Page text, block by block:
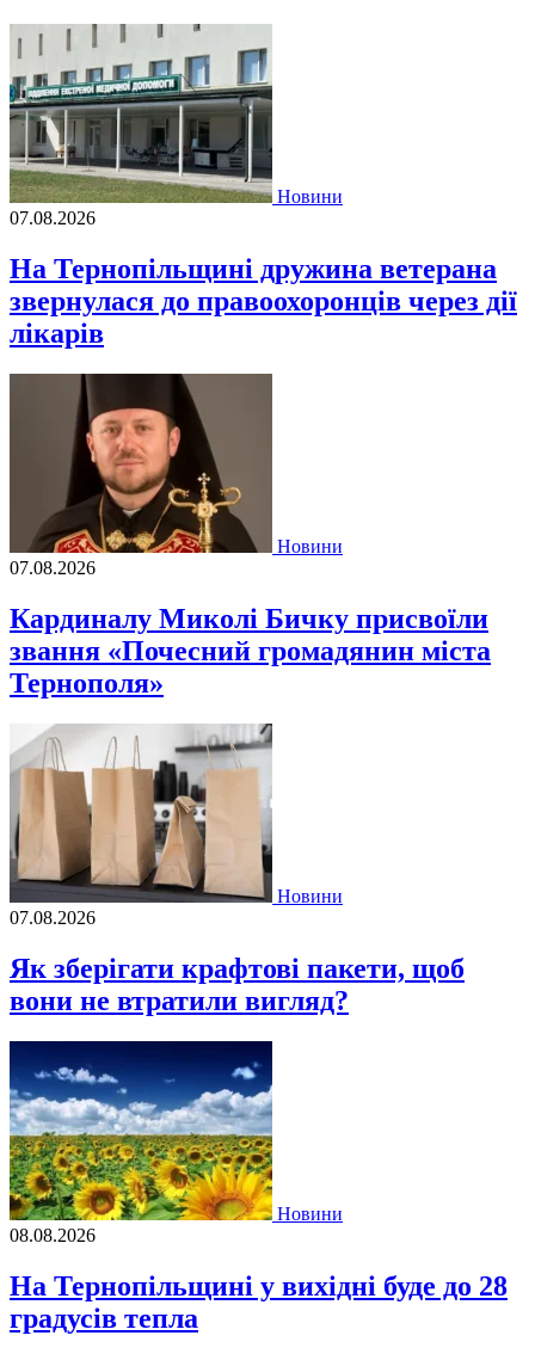
Новини
07.08.2026
На Тернопільщині дружина ветерана
звернулася до правоохоронців через дії
лікарів
Новини
07.08.2026
Кардиналу Миколі Бичку присвоїли
звання «Почесний громадянин міста
Тернополя»
Новини
07.08.2026
Як зберігати крафтові пакети, щоб
вони не втратили вигляд?
Новини
08.08.2026
На Тернопільщині у вихідні буде до 28
градусів тепла